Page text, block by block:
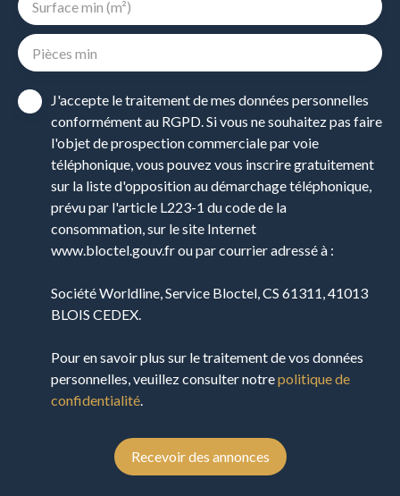
Surface min (m²)
Pièces min
J'accepte le traitement de mes données personnelles
conformément au RGPD. Si vous ne souhaitez pas faire
l'objet de prospection commerciale par voie
téléphonique, vous pouvez vous inscrire gratuitement
sur la liste d'opposition au démarchage téléphonique,
prévu par l'article L223-1 du code de la
consommation, sur le site Internet
www.bloctel.gouv.fr ou par courrier adressé à :
Société Worldline, Service Bloctel, CS 61311, 41013
BLOIS CEDEX.
Pour en savoir plus sur le traitement de vos données
personnelles, veuillez consulter notrepolitique de
confidentialité.
Recevoir des annonces